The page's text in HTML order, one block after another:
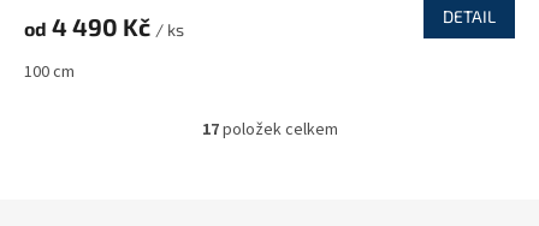
od 4 490 Kč / ks
DETAIL
100 cm
O
17položek celkem